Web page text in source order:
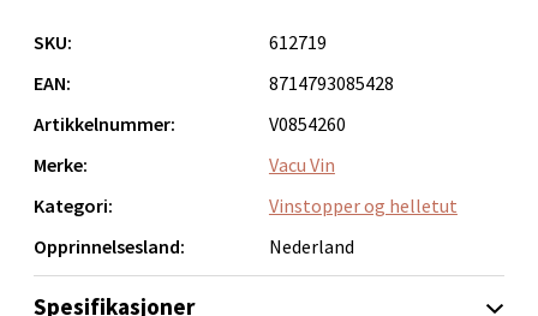
designet med et ergonomisk og elegant grep, mens
premium-utgaven av originalen.
SKU:
612719
EAN:
8714793085428
Artikkelnummer:
V0854260
Merke:
Vacu Vin
Kategori:
Vinstopper og helletut
Opprinnelsesland:
Nederland
Spesifikasjoner
Lillemarkens markensgate 25B, 4611 Kristiansand
0 i butikk